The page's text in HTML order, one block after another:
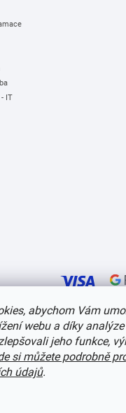
abychom Vám
webu a díky
jeho funkce,
si můžete podrobně
údajů.
IT